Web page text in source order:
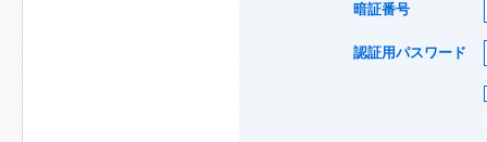
暗証番号
認証用パスワード